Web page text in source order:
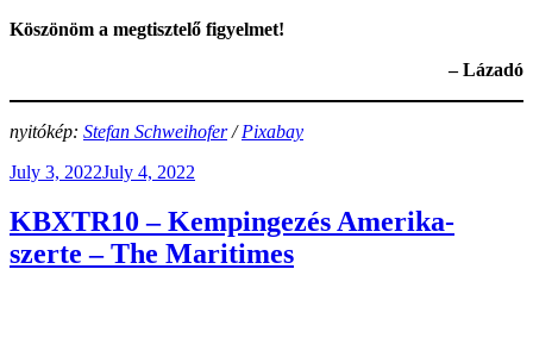
Köszönöm a megtisztelő figyelmet!
– Lázadó
nyitókép: Stefan Schweihofer/Pixabay
Posted
July 3, 2022July 4, 2022
KBXTR10 – Kempingezés Amerika-
szerte – The Maritimes